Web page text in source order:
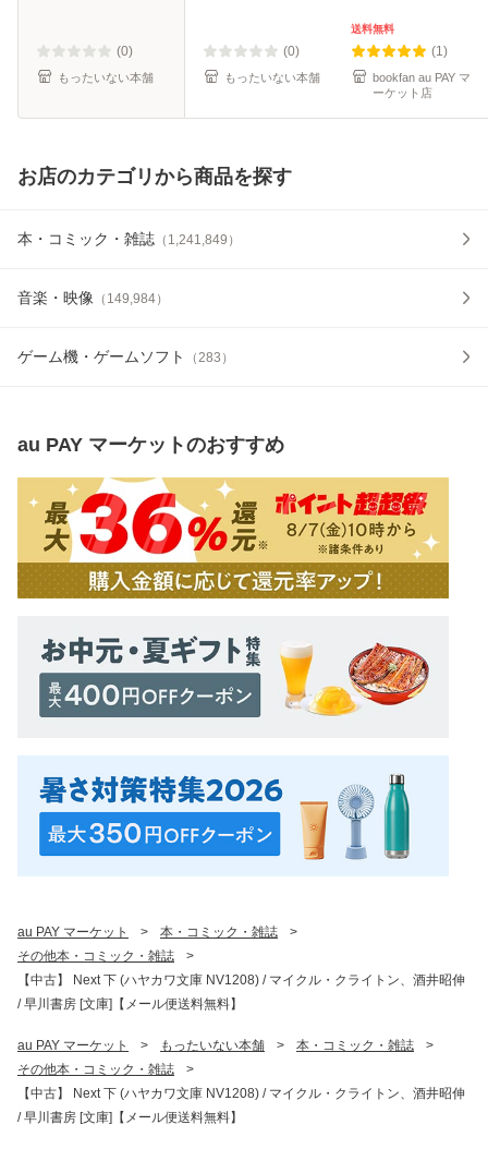
便送料無料】
(0)
もったいない本舗
(0)
もったいない本舗
送料無料
(1)
bookfan au PAY マ
ーケット店
お店のカテゴリから商品を探す
本・コミック・雑誌 （ 1,241,849 ）
音楽・映像 （ 149,984）
ゲーム機・ゲームソフト （283 ）
au PAY マーケットのおすすめ
au PAY マーケット > 本・コミック・雑誌
>
その他本・コミック・雑誌
>
【中古】 Next 下 (ハヤカワ文庫 NV1208) / マイクル・クライトン、酒井昭伸
/ 早川書房 [文庫]【メール便送料無料】
au PAY マーケット > もったいない本舗 > 本・コミック・雑誌
>
その他本・コミック・雑誌
>
【中古】 Next 下 (ハヤカワ文庫 NV1208) / マイクル・クライトン、酒井昭伸
/ 早川書房 [文庫]【メール便送料無料】